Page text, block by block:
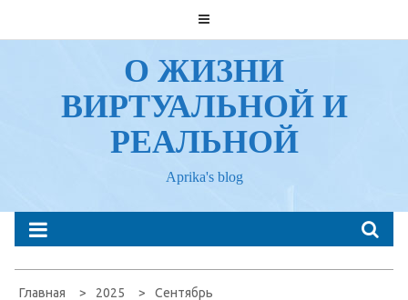
к
О ЖИЗНИ
ВИРТУАЛЬНОЙ И
РЕАЛЬНОЙ
Aprika's blog
Главная 2025
Сентябрь